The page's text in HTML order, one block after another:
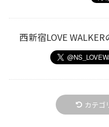
西新宿LOVE
カテゴ